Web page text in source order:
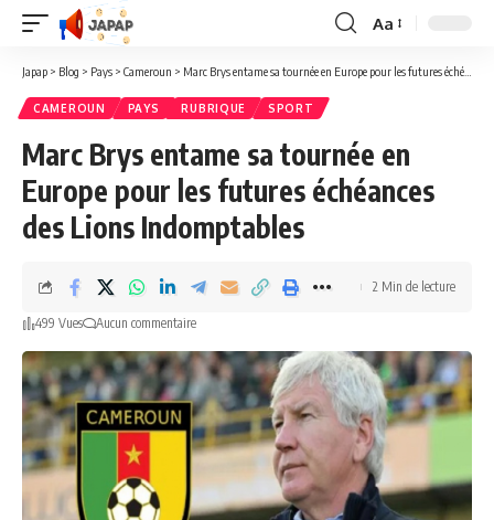
Redimensionner
Aa
Japap > Blog > Pays > Cameroun > Marc Brys entame sa tournée en Europe pour les futures échéances des Lions Indomptables
CAMEROUN PAYS RUBRIQUE SPORT
Marc Brys entame sa tournée en
Europe pour les futures échéances
des Lions Indomptables
499 Vues Aucun commentaire
2 Min de lecture